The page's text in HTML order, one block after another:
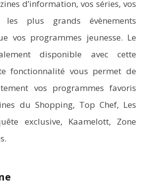
d’information, vos séries, vos
les plus grands évènements
vos programmes jeunesse. Le
disponible avec cette
fonctionnalité vous permet de
vos programmes favoris
du Shopping, Top Chef, Les
exclusive, Kaamelott, Zone